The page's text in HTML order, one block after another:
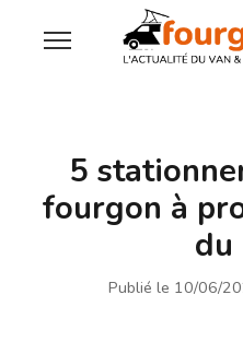
5
fourgon à
du
Publié le 10/06/